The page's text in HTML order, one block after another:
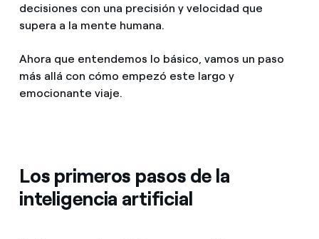
decisiones con una precisión y velocidad que
supera a la mente humana.
Ahora que entendemos lo básico, vamos un paso
más allá con cómo empezó este largo y
emocionante viaje.
Los primeros pasos de la
inteligencia artificial